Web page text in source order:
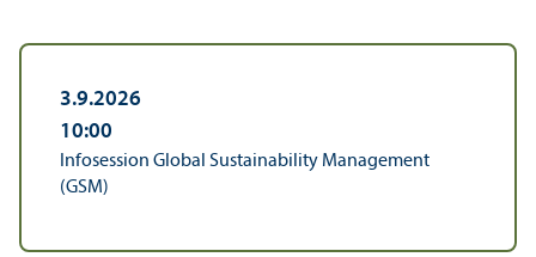
3.9.2026
10:00
Infosession Global Sustainability Management
(GSM)